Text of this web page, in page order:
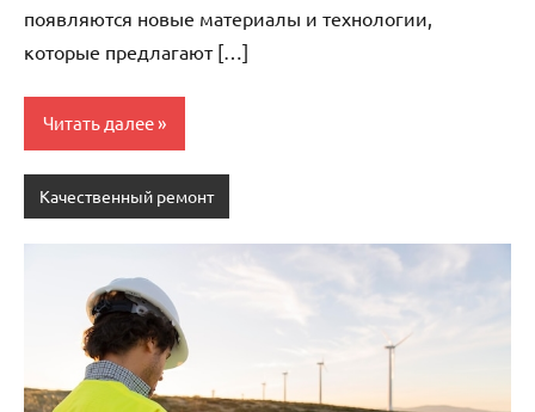
появляются новые материалы и технологии,
которые предлагают […]
Читать далее
Качественный ремонт